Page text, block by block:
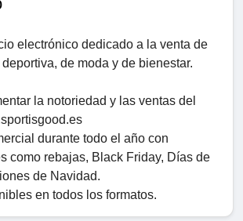
electrónico dedicado a la venta de
de moda y de bienestar.
la notoriedad y las ventas del
durante todo el año con
como rebajas, Black Friday, Días de
de Navidad.
en todos los formatos.